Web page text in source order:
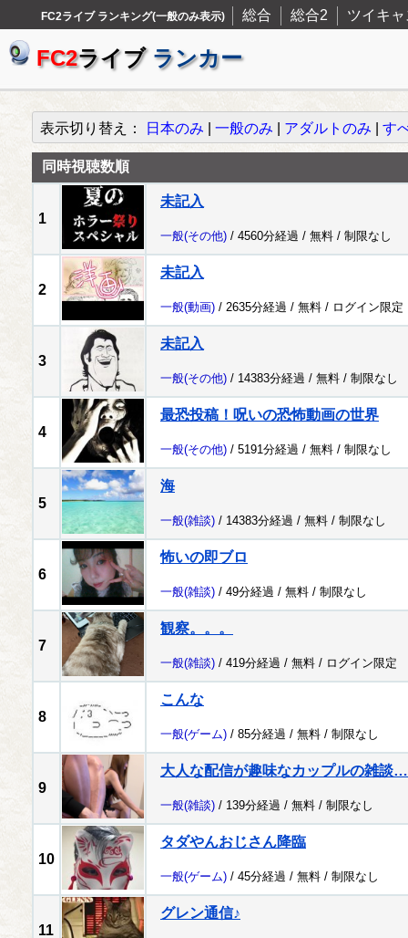
FC2ライブ ランキング(一般のみ表示) 総合 総合2 ツイキャ
FC2ライブ ランカー
表示切り替え： 日本のみ 一般のみ アダルトのみ す
同時視聴数順
1
未記入
一般(その他) / 4560分経過 / 無料 / 制限なし
2
未記入
一般(動画) / 2635分経過 / 無料 / ログイン限定
3
未記入
一般(その他) / 14383分経過 / 無料 / 制限なし
4
最恐投稿！呪いの恐怖動画の世界
一般(その他) / 5191分経過 / 無料 / 制限なし
5
海
一般(雑談) / 14383分経過 / 無料 / 制限なし
6
怖いの即ブロ
一般(雑談) / 49分経過 / 無料 / 制限なし
7
観察。。。
一般(雑談) / 419分経過 / 無料 / ログイン限定
8
こんな
一般(ゲーム) / 85分経過 / 無料 / 制限なし
9
大人な配信が趣味なカップルの雑談…
一般(雑談) / 139分経過 / 無料 / 制限なし
10
タダやんおじさん降臨
一般(ゲーム) / 45分経過 / 無料 / 制限なし
11
グレン通信♪